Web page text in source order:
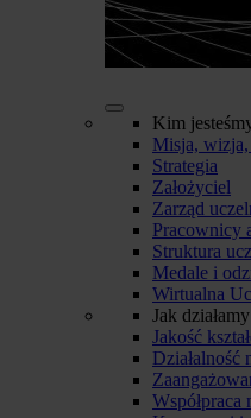
Kim
Misja, wizja,
Strategia
Założyciel
Zarząd
Pracownicy
Struktura
Medale i
Wirtualna
Jak działamy
Jakość
Działalność
Współpraca